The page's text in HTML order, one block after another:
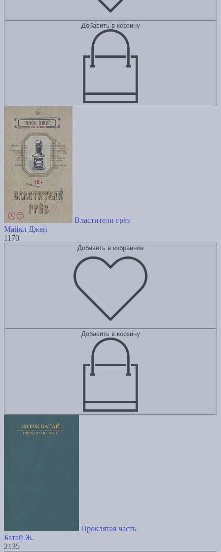
Добавить в корзину
Властители грёз
Майкл Джей
1170
Добавить в избранное
Добавить в корзину
Проклятая часть
Батай Ж.
2135